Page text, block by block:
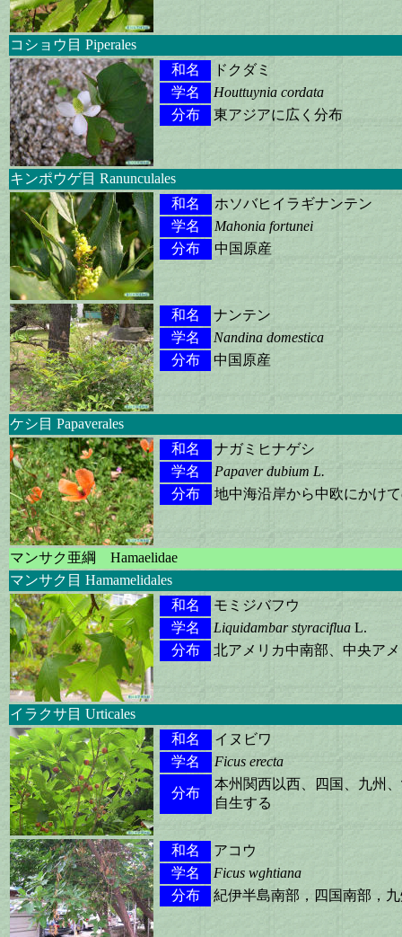
コショウ目 Piperales
和名
ドクダミ
学名
Houttuynia cordata
分布
東アジアに広く分布
キンポウゲ目 Ranunculales
和名
ホソバヒイラギナンテン
学名
Mahonia fortunei
分布
中国原産
和名
ナンテン
学名
Nandina domestica
分布
中国原産
ケシ目 Papaverales
和名
ナガミヒナゲシ
学名
Papaver dubium L.
分布
地中海沿岸から中欧にかけ
マンサク亜綱 Hamaelidae
マンサク目 Hamamelidales
和名
モミジバフウ
学名
Liquidambar styraciflua L.
分布
北アメリカ中南部、中央ア
イラクサ目 Urticales
和名
イヌビワ
学名
Ficus erecta
分布
本州関西以西、四国、九州
自生する
和名
アコウ
学名
Ficus wghtiana
分布
紀伊半島南部，四国南部，